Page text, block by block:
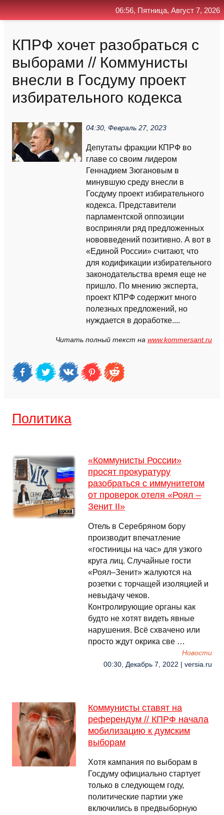
КПРФ хочет разобраться с
выборами // Коммунисты
внесли в Госдуму проект
избирательного кодекса
04:30, Февраль 27, 2023
Депутаты фракции КПРФ во
главе со своим лидером
Геннадием Зюгановым в
минувшую среду внесли в
Госдуму проект избирательного
кодекса. Представители
парламентской оппозиции
восприняли ряд предложенных
нововведений позитивно. А вот в
«Единой России» считают, что
для кодификации избирательного
законодательства время еще не
пришло. По мнению эксперта,
проект КПРФ содержит много
полезных предложений, но
нуждается в доработке....
Читать полный текст на www.kommersant.ru
Политика
«Коммунисты России»
просят прокуратуру
разобраться с иммунитетом
от проверок отеля «Роял –
Зенит II»
Отель в Серебряном бору
производит впечатление
«гостиницы на час» для узкого
круга лиц. Случайные гости
«Роял–Зенит» жалуются на
розетки с торчащей изоляцией и
невыдачу чеков.
Контролирующие органы как
будто не хотят видеть явные
нарушения. Всё схвачено или
просто ждут окрика све …
Новости
00:30, Декабрь 7, 2022 | versia.ru
Коммунисты ставят на
референдум // КПРФ начала
мобилизацию к думским
выборам
Хотя кампания по выборам в
Госдуму официально стартует
только в следующем году,
политические партии уже
включились в предвыборную
06:56, Пятница, Август 7, 2026